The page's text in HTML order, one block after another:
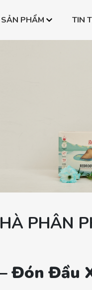
SẢN PHẨM TIN
one
PHÂN
Đón Đầu